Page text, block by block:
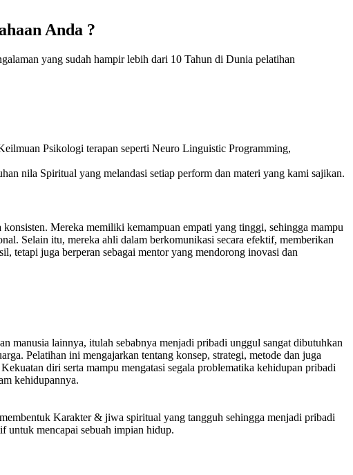
Anda ?
yang sudah hampir lebih dari 10 Tahun di Dunia pelatihan
Psikologi terapan seperti Neuro Linguistic Programming,
nila Spiritual yang melandasi setiap perform dan materi yang kami sajikan.
Mereka memiliki kemampuan empati yang tinggi, sehingga mampu
Selain itu, mereka ahli dalam berkomunikasi secara efektif, memberikan
tetapi juga berperan sebagai mentor yang mendorong inovasi dan
manusia lainnya, itulah sebabnya menjadi pribadi unggul sangat dibutuhkan
Pelatihan ini mengajarkan tentang konsep, strategi, metode dan juga
diri serta mampu mengatasi segala problematika kehidupan pribadi
kehidupannya.
Karakter & jiwa spiritual yang tangguh sehingga menjadi pribadi
untuk mencapai sebuah impian hidup.